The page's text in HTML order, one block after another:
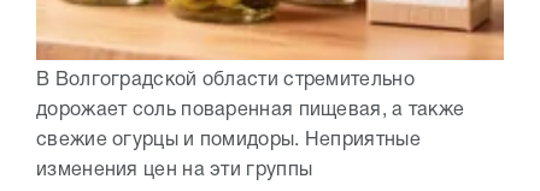
В Волгоградской области стремительно
дорожает соль поваренная пищевая, а также
свежие огурцы и помидоры. Неприятные
изменения цен на эти группы